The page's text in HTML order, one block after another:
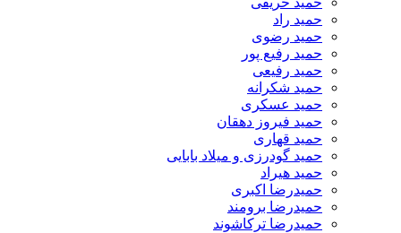
حمید راد
حمید رضوی
حمید رفیع پور
حمید رفیعی
حمید شکرانه
حمید عسکری
حمید فیروز دهقان
حمید قهاری
حمید گودرزی و میلاد بابایی
حمید هیراد
حمیدرضا اکبری
حمیدرضا برومند
حمیدرضا ترکاشوند